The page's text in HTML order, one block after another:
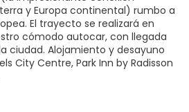
y Europa continental) rumbo a
El trayecto se realizará en
cómodo autocar, con llegada
ciudad. Alojamiento y desayuno
City Centre, Park Inn by Radisson